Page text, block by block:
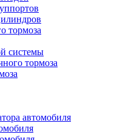
тормоза
системы
тормоза
автомобиля